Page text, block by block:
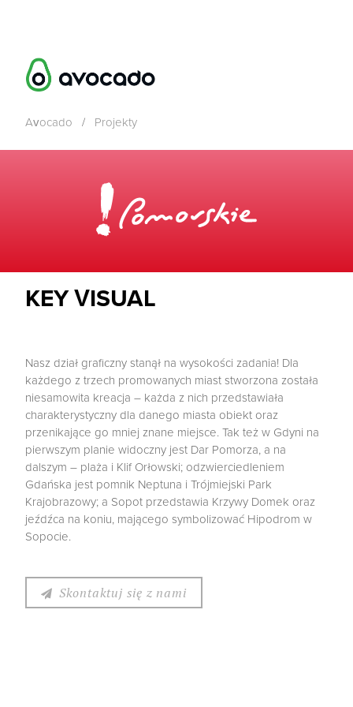
Avocado / Projekty
KEY VISUAL
Nasz dział graficzny stanął na wysokości zadania! Dla
każdego z trzech promowanych miast stworzona została
niesamowita kreacja – każda z nich przedstawiała
charakterystyczny dla danego miasta obiekt oraz
przenikające go mniej znane miejsce. Tak też w Gdyni na
pierwszym planie widoczny jest Dar Pomorza, a na
dalszym – plaża i Klif Orłowski; odzwierciedleniem
Gdańska jest pomnik Neptuna i Trójmiejski Park
Krajobrazowy; a Sopot przedstawia Krzywy Domek oraz
jeźdźca na koniu, mającego symbolizować Hipodrom w
Sopocie.
Skontaktuj się z nami